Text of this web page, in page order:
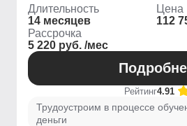
Длительность
14 месяцев
Цена
112
Рассрочка
5 220 руб. /мес
Рейтинг4.91
Трудоустроим в процессе
деньги